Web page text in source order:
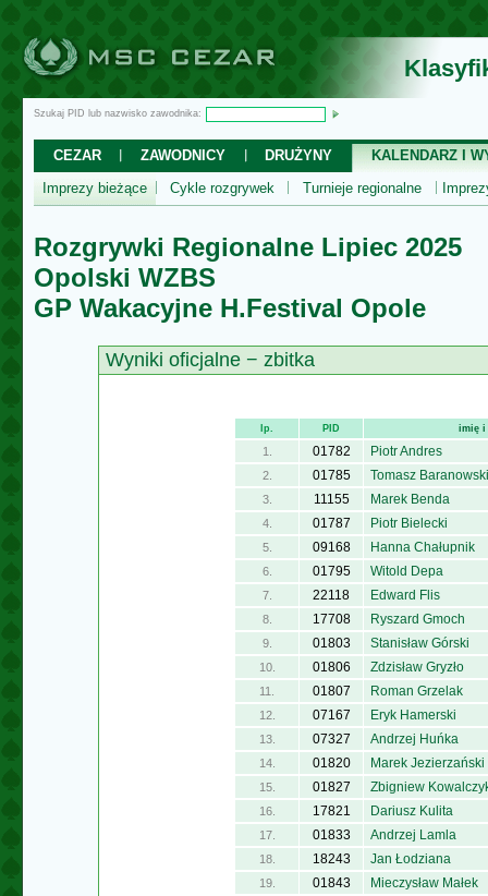
Szukaj PID lub nazwisko zawodnika:
CEZAR ZAWODNICY DRUŻYNY
KALENDARZ I
Imprezy bieżące
Cykle rozgrywek Turnieje regionalne
Rozgrywki Regionalne Lipiec 2025
Opolski WZBS
GP Wakacyjne H.Festival Opole
Wyniki oficjalne − zbitka
lp. PID imię i
1. 01782 Piotr Andres
2. 01785 Tomasz Baranowski
3. 11155 Marek Benda
4. 01787 Piotr Bielecki
5. 09168 Hanna Chałupnik
6. 01795 Witold Depa
7. 22118 Edward Flis
8. 17708 Ryszard Gmoch
9. 01803 Stanisław Górski
10. 01806 Zdzisław Gryzło
11. 01807 Roman Grzelak
12. 07167 Eryk Hamerski
13. 07327 Andrzej Huńka
14. 01820 Marek Jezierzański
15. 01827 Zbigniew
16. 17821 Dariusz Kulita
17. 01833 Andrzej Lamla
18. 18243 Jan Łodziana
19. 01843 Mieczysław Małek